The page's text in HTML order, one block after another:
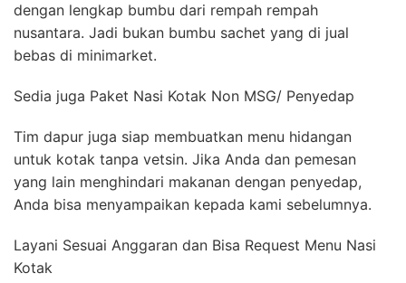
dengan lengkap bumbu dari rempah rempah
nusantara. Jadi bukan bumbu sachet yang di jual
bebas di minimarket.
Sedia juga Paket Nasi Kotak Non MSG/ Penyedap
Tim dapur juga siap membuatkan menu hidangan
untuk kotak tanpa vetsin. Jika Anda dan pemesan
yang lain menghindari makanan dengan penyedap,
Anda bisa menyampaikan kepada kami sebelumnya.
Layani Sesuai Anggaran dan Bisa Request Menu Nasi
Kotak